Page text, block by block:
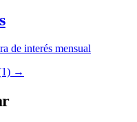
de interés mensual
→